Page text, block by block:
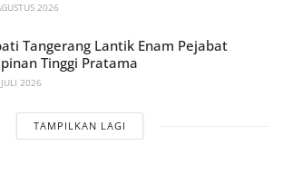
2026
Tangerang Lantik Enam Pejabat
Tinggi Pratama
2026
TAMPILKAN LAGI